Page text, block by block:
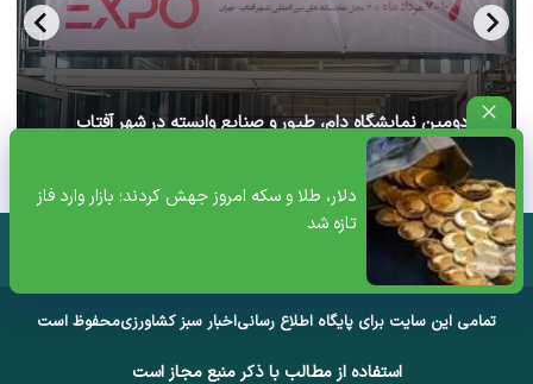
دلار، طلا و سکه امروز جهش کردند؛ بازار وارد فاز
تازه شد
آغاز دومین نمایشگاه دام، طیور و صنایع وابسته در شهر آفتاب
تهران+ ویدئو
تمامی این سایت برای پایگاه اطلاع رسانیاخبار سبز کشاورزیمحفوظ است
استفاده از مطالب با ذکر منبع مجاز است